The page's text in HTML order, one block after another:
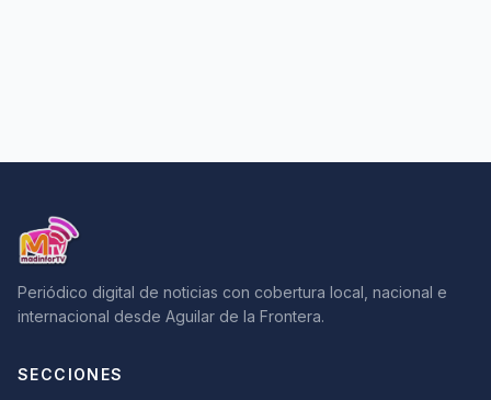
Periódico digital de noticias con cobertura local, nacional e
internacional desde Aguilar de la Frontera.
SECCIONES